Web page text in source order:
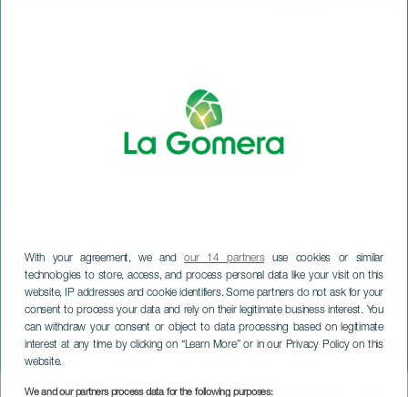
With your agreement, we andour 14 partnersuse cookies or similar
technologies to store, access, and process personal data like your visit on this
website, IP addresses and cookie identifiers. Some partners do not ask for your
consent to process your data and rely on their legitimate business interest. You
can withdraw your consent or object to data processing based on legitimate
interest at any time by clicking on “Learn More” or in our Privacy Policy on this
website.
We and our partners process data for the following purposes:
Hermigua Drag Gala
LA GOMERA